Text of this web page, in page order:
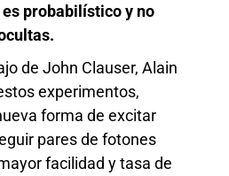
probabilístico y no
de John Clauser, Alain
experimentos,
forma de excitar
pares de fotones
facilidad y tasa de